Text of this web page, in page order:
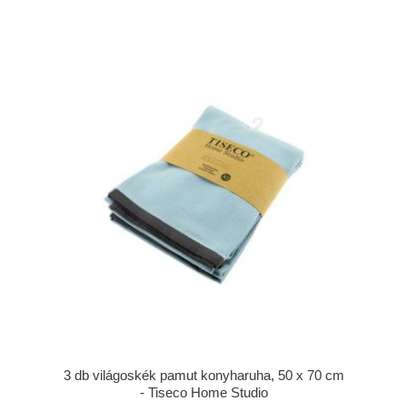
3 db világoskék pamut konyharuha, 50 x 70 cm
- Tiseco Home Studio